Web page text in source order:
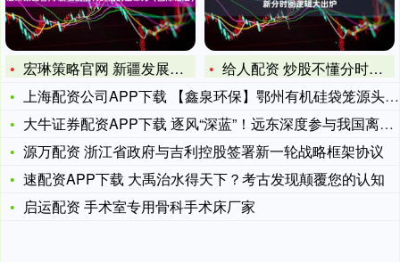
宏琳策略官网 新疆发展有鲜活的生命力（国际论坛）
给人配资 炒股不懂分时图，交易再多也枉然，最新分时图逻辑大出
上海配资公司APP下载 【鑫泉环保】鄂州有机硅袋笼源头厂家
大牛证券配资APP下载 逐风“深蓝”！远东深度参与我国离岸最
源万配资 浙江省政府与吉利控股签署新一轮战略框架协议
速配资APP下载 大禹治水得天下？考古发现颠覆您的认知
启运配资 手术室专用骨科手术床厂家